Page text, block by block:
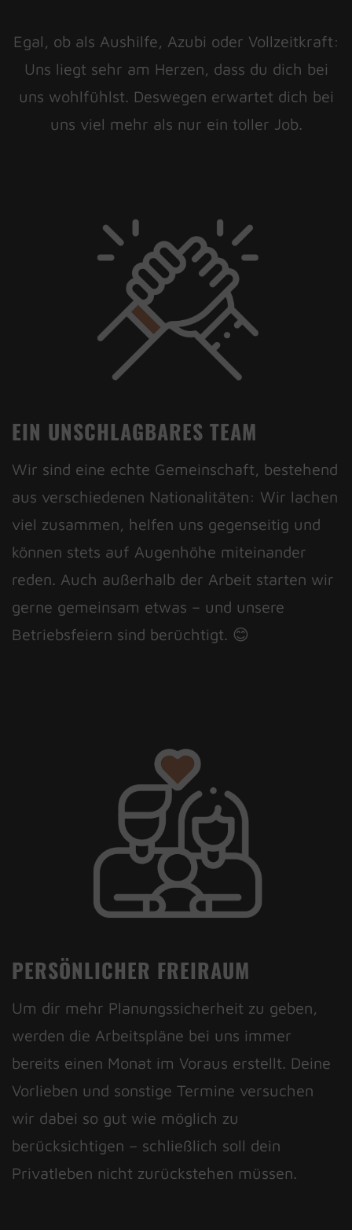
Egal, ob als Aushilfe, Azubi oder Vollzeitkraft:
Uns liegt sehr am Herzen, dass du dich bei
uns wohlfühlst. Deswegen erwartet dich bei
uns viel mehr als nur ein toller Job.
EIN UNSCHLAGBARES TEAM
Wir sind eine echte Gemeinschaft, bestehend
aus verschiedenen Nationalitäten: Wir lachen
viel zusammen, helfen uns gegenseitig und
können stets auf Augenhöhe miteinander
reden. Auch außerhalb der Arbeit starten wir
gerne gemeinsam etwas – und unsere
Betriebsfeiern sind berüchtigt. 😊
PERSÖNLICHER FREIRAUM
Um dir mehr Planungssicherheit zu geben,
werden die Arbeitspläne bei uns immer
bereits einen Monat im Voraus erstellt. Deine
Vorlieben und sonstige Termine versuchen
wir dabei so gut wie möglich zu
berücksichtigen – schließlich soll dein
Privatleben nicht zurückstehen müssen.